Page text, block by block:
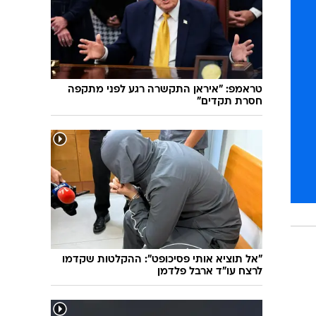
טראמפ: "איראן התקשרה רגע לפני מתקפה
חסרת תקדים"
"אל תוציא אותי פסיכופט": ההקלטות שקדמו
לרצח עו"ד ארבל פלדמן